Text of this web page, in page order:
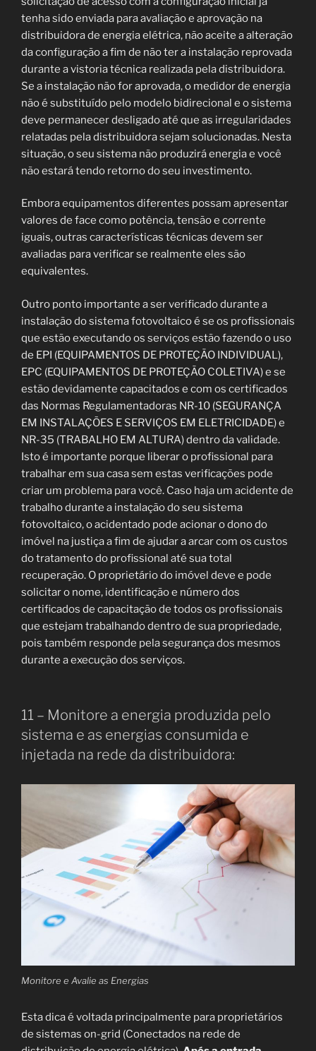
tenha sido enviada para avaliação e aprovação na
distribuidora de energia elétrica, não aceite a alteração
da configuração a fim de não ter a instalação reprovada
durante a vistoria técnica realizada pela distribuidora.
Se a instalação não for aprovada, o medidor de energia
não é substituído pelo modelo bidirecional e o sistema
deve permanecer desligado até que as irregularidades
relatadas pela distribuidora sejam solucionadas. Nesta
situação, o seu sistema não produzirá energia e você
não estará tendo retorno do seu investimento.
Embora equipamentos diferentes possam apresentar
valores de face como potência, tensão e corrente
iguais, outras características técnicas devem ser
avaliadas para verificar se realmente eles são
equivalentes.
Outro ponto importante a ser verificado durante a
instalação do sistema fotovoltaico é se os profissionais
que estão executando os serviços estão fazendo o uso
de EPI (EQUIPAMENTOS DE PROTEÇÃO INDIVIDUAL),
EPC (EQUIPAMENTOS DE PROTEÇÃO COLETIVA) e se
estão devidamente capacitados e com os certificados
das Normas Regulamentadoras NR-10 (SEGURANÇA
EM INSTALAÇÕES E SERVIÇOS EM ELETRICIDADE) e
NR-35 (TRABALHO EM ALTURA) dentro da validade.
Isto é importante porque liberar o profissional para
trabalhar em sua casa sem estas verificações pode
criar um problema para você. Caso haja um acidente de
trabalho durante a instalação do seu sistema
fotovoltaico, o acidentado pode acionar o dono do
imóvel na justiça a fim de ajudar a arcar com os custos
do tratamento do profissional até sua total
recuperação. O proprietário do imóvel deve e pode
solicitar o nome, identificação e número dos
certificados de capacitação de todos os profissionais
que estejam trabalhando dentro de sua propriedade,
pois também responde pela segurança dos mesmos
durante a execução dos serviços.
11 – Monitore a energia produzida pelo
sistema e as energias consumida e
injetada na rede da distribuidora:
Monitore e Avalie as Energias
Esta dica é voltada principalmente para proprietários
de sistemas on-grid (Conectados na rede de